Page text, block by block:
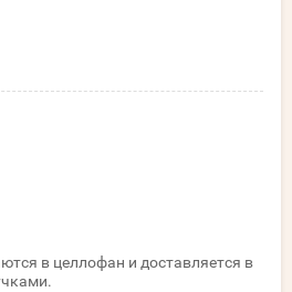
в целлофан и доставляется в